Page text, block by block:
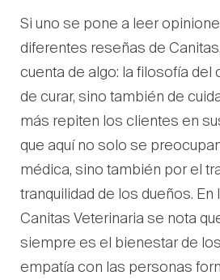
Si uno se pone a leer
diferentes reseñas de
cuenta de algo: la filosofía del
de curar, sino también de
más repiten los clientes en
que aquí no solo se
médica, sino también por el
tranquilidad de los dueños.
Canitas Veterinaria se nota
siempre es el bienestar de
empatía con las personas